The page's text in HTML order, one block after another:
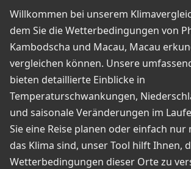
Willkommen bei unserem
dem Sie die Wetterbedingungen von
Kambodscha und Macau, Macau
vergleichen können. Unsere
bieten detaillierte Einblicke in
Temperaturschwankungen,
und saisonale Veränderungen im
Sie eine Reise planen oder einfach
das Klima sind, unser Tool hilft Ihnen,
Wetterbedingungen dieser Orte zu